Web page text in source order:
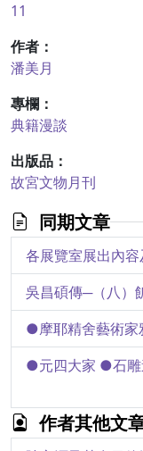
11
作者：
潘美月
專欄：
典籍漫談
出版品：
故宮文物月刊
同期文章
各展覽室展出內容
吳昌碩傳─（八）
●元四大家 ●石
最華麗的圖書─漫
周初征伐東夷戰
作者其他文